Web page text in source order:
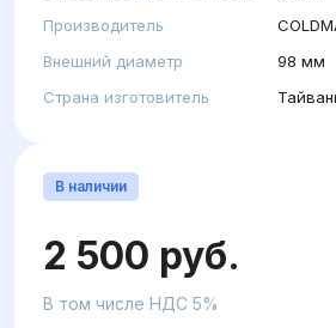
Производитель
Внешний диаметр
98 мм
Страна изготовитель
В наличии
2 500 руб.
В том числе НДС 5%